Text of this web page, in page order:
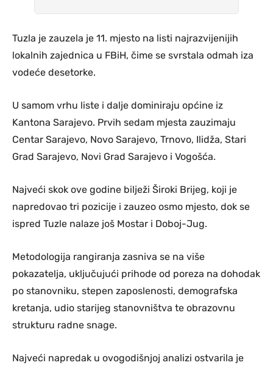
Tuzla je zauzela je 11. mjesto na listi najrazvijenijih
lokalnih zajednica u FBiH, čime se svrstala odmah iza
vodeće desetorke.
U samom vrhu liste i dalje dominiraju općine iz
Kantona Sarajevo. Prvih sedam mjesta zauzimaju
Centar Sarajevo, Novo Sarajevo, Trnovo, Ilidža, Stari
Grad Sarajevo, Novi Grad Sarajevo i Vogošća.
Najveći skok ove godine bilježi Široki Brijeg, koji je
napredovao tri pozicije i zauzeo osmo mjesto, dok se
ispred Tuzle nalaze još Mostar i Doboj-Jug.
Metodologija rangiranja zasniva se na više
pokazatelja, uključujući prihode od poreza na dohodak
po stanovniku, stepen zaposlenosti, demografska
kretanja, udio starijeg stanovništva te obrazovnu
strukturu radne snage.
Najveći napredak u ovogodišnjoj analizi ostvarila je